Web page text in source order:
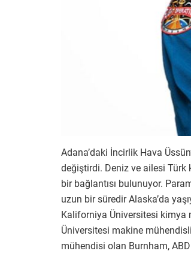
Adana’daki İncirlik Hava
değiştirdi. Deniz ve ailesi
bir bağlantısı bulunuyor.
uzun bir süredir Alaska’da
Kaliforniya Üniversitesi kimya
Üniversitesi makine
mühendisi olan Burnham,